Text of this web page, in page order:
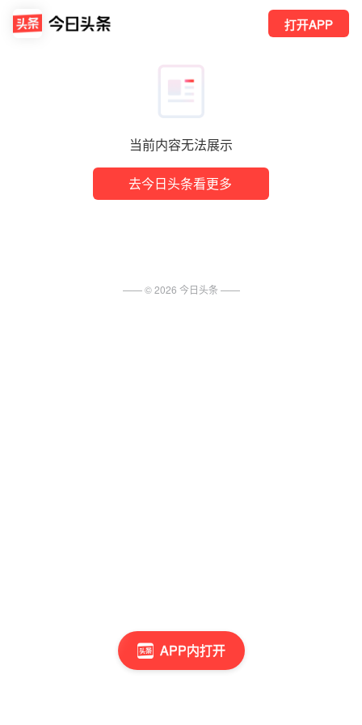
当前内容无法展示
去今日头条看更多
打开APP
APP内打开
—— ©2026 今日头条 ——